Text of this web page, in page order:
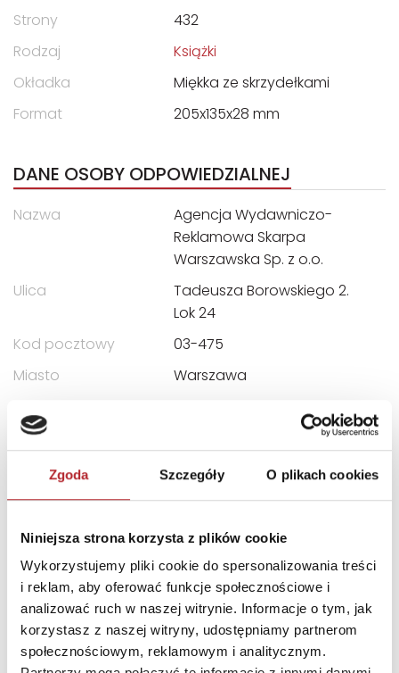
Zgoda Szczegóły O plikach cookies
Niniejsza strona korzysta z plików cookie
Wykorzystujemy pliki cookie do spersonalizowania treści
i reklam, aby oferować funkcje społecznościowe i
analizować ruch w naszej witrynie. Informacje o tym, jak
korzystasz z naszej witryny, udostępniamy partnerom
społecznościowym, reklamowym i analitycznym.
Strony
432
Rodzaj
Książki
Okładka
Miękka ze skrzydełkami
Format
205x135x28 mm
DANE OSOBY ODPOWIEDZIALNEJ
Nazwa
Agencja Wydawniczo-
Reklamowa Skarpa
Warszawska Sp. z o.o.
Ulica
Tadeusza Borowskiego 2.
Lok 24
Kod pocztowy
03-475
Miasto
Warszawa
INNI KLIENCI KUPOWALI